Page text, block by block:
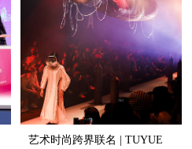
艺术时尚跨界联名 | TUYUE